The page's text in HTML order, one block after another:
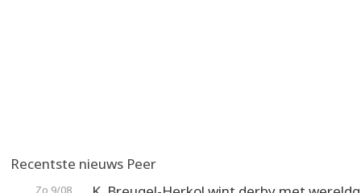
Recentste nieuws Peer
Zo 9/08